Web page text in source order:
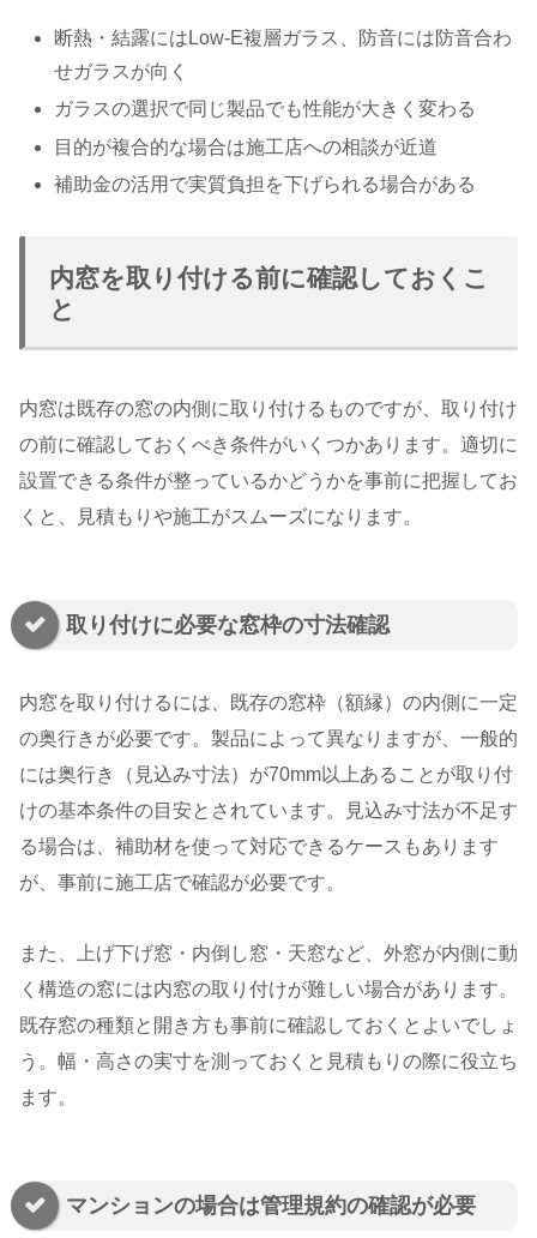
断熱・結露にはLow-E複層ガラス、防音には防音合わ
せガラスが向く
ガラスの選択で同じ製品でも性能が大きく変わる
目的が複合的な場合は施工店への相談が近道
補助金の活用で実質負担を下げられる場合がある
内窓を取り付ける前に確認しておくこ
と
内窓は既存の窓の内側に取り付けるものですが、取り付け
の前に確認しておくべき条件がいくつかあります。適切に
設置できる条件が整っているかどうかを事前に把握してお
くと、見積もりや施工がスムーズになります。
取り付けに必要な窓枠の寸法確認
内窓を取り付けるには、既存の窓枠（額縁）の内側に一定
の奥行きが必要です。製品によって異なりますが、一般的
には奥行き（見込み寸法）が70mm以上あることが取り付
けの基本条件の目安とされています。見込み寸法が不足す
る場合は、補助材を使って対応できるケースもあります
が、事前に施工店で確認が必要です。
また、上げ下げ窓・内倒し窓・天窓など、外窓が内側に動
く構造の窓には内窓の取り付けが難しい場合があります。
既存窓の種類と開き方も事前に確認しておくとよいでしょ
う。幅・高さの実寸を測っておくと見積もりの際に役立ち
ます。
マンションの場合は管理規約の確認が必要